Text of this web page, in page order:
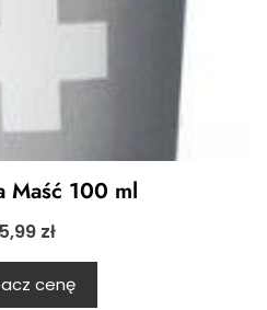
Maść 100 ml
zł
cenę